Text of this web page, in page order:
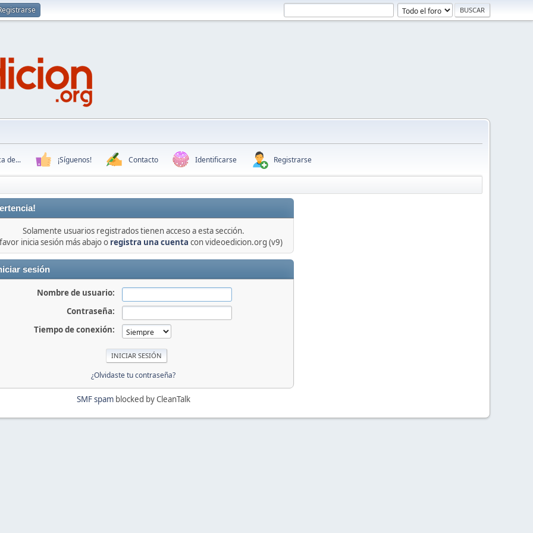
de... ¡Síguenos! Contacto Identificarse Registrarse
Solamente usuarios registrados tienen acceso a esta sección.
inicia sesión más abajo o registra una cuenta con videoedicion.org (v9)
sesión
Nombre de usuario:
Contraseña:
Tiempo de conexión:
¿Olvidaste tu contraseña?
SMF spamblocked by CleanTalk